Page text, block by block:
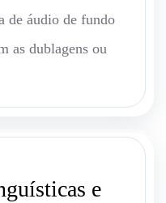
de áudio de fundo
as dublagens ou
e